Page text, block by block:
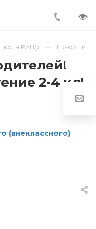
РАН)» Новости
2-4 кл!
(внеклассного)